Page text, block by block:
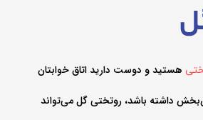
هستید و دوست دارید اتاق خوابتان
داشته باشد، روتختی گل می‌تواند